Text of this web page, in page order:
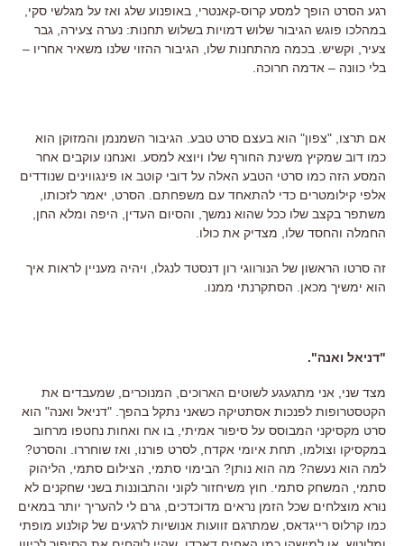
רגע הסרט הופך למסע קרוס-קאנטרי, באופנוע שלג ואז על מגלשי סקי,
במהלכו פוגש הגיבור שלוש דמויות בשלוש תחנות: נערה צעירה, גבר
צעיר, וקשיש. בכמה מהתחנות שלו, הגיבור ההזוי שלנו משאיר אחריו –
בלי כוונה – אדמה חרוכה.
אם תרצו, "צפון" הוא בעצם סרט טבע. הגיבור השמנמן והמזוקן הוא
כמו דוב שמקיץ משינת החורף שלו ויוצא למסע. ואנחנו עוקבים אחר
המסע הזה כמו סרטי הטבע האלה על דובי קוטב או פינגווינים שנודדים
אלפי קילומטרים כדי להתאחד עם משפחתם. הסרט, יאמר לזכותו,
משתפר בקצב שלו ככל שהוא נמשך, והסיום העדין, היפה ומלא החן,
החמלה והחסד שלו, מצדיק את כולו.
זה סרטו הראשון של הנורווגי רון דנסטד לנגלו, ויהיה מעניין לראות איך
הוא ימשיך מכאן. הסתקרנתי ממנו.
"דניאל ואנה".
מצד שני, אני מתגעגע לשוטים הארוכים, המנוכרים, שמעבדים את
הקטסטרופות לפנכות אסתטיקה כשאני נתקל בהפך. "דניאל ואנה" הוא
סרט מקסיקני המבוסס על סיפור אמיתי, בו אח ואחות נחטפו מרחוב
במקסיקו וצולמו, תחת איומי אקדח, לסרט פורנו, ואז שוחררו. והסרט?
למה הוא נעשה? מה הוא נותן? הבימוי סתמי, הצילום סתמי, הליהוק
סתמי, המשחק סתמי. חוץ משיחזור לקוני והתבוננות בשני שחקנים לא
נורא מוצלחים שכל הזמן נראים מדוכדכים, גרם לי להעריך יותר במאים
כמו קרלוס רייגדאס, שמתרגם זוועות אנושיות לרגעים של קולנוע מופתי